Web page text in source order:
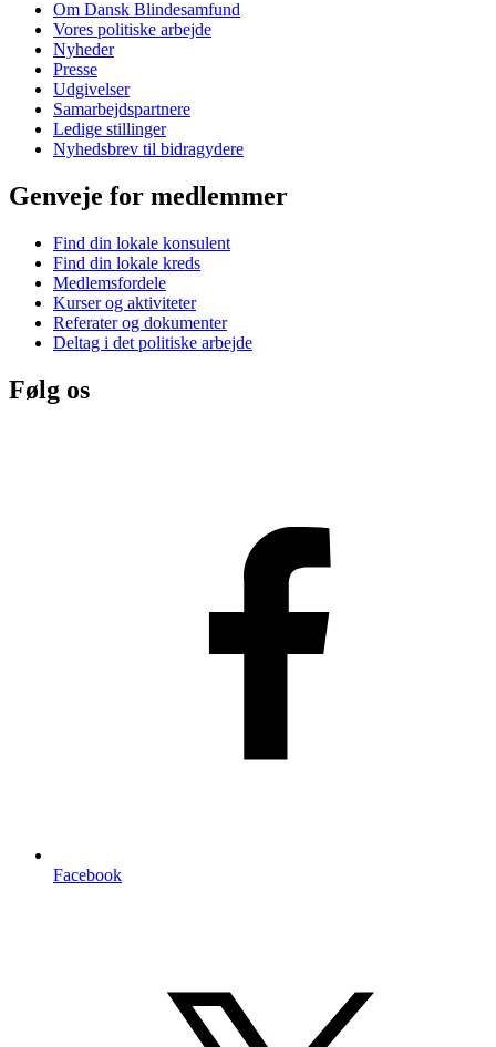
Om Dansk Blindesamfund
Vores politiske arbejde
Nyheder
Presse
Udgivelser
Samarbejdspartnere
Ledige stillinger
Nyhedsbrev til bidragydere
Genveje for medlemmer
Find din lokale konsulent
Find din lokale kreds
Medlemsfordele
Kurser og aktiviteter
Referater og dokumenter
Deltag i det politiske arbejde
Følg os
Facebook